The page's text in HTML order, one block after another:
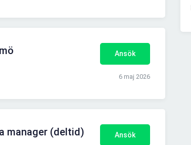
Ansök
6 maj 2026
manager (deltid) Ansök